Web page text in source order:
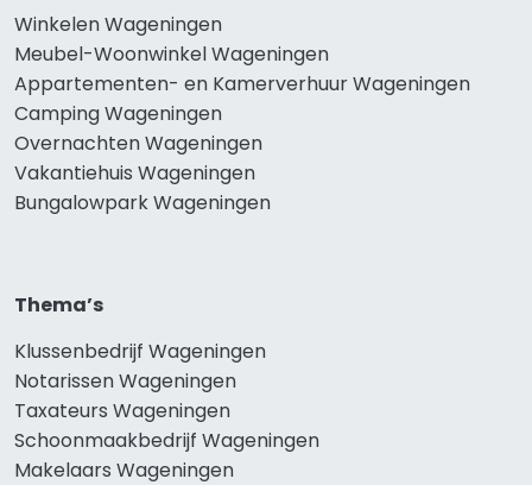
Winkelen Wageningen
Meubel-Woonwinkel Wageningen
Appartementen- en Kamerverhuur Wageningen
Camping Wageningen
Overnachten Wageningen
Vakantiehuis Wageningen
Bungalowpark Wageningen
Thema’s
Klussenbedrijf Wageningen
Notarissen Wageningen
Taxateurs Wageningen
Schoonmaakbedrijf Wageningen
Makelaars Wageningen